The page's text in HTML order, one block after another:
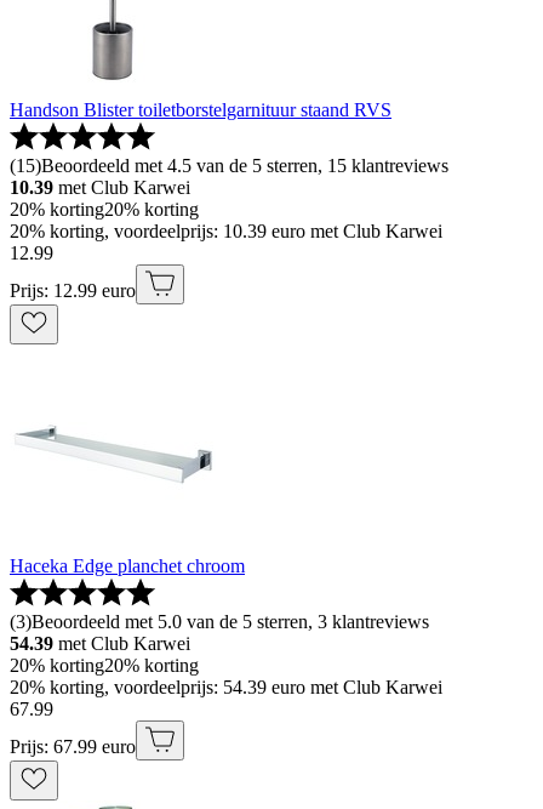
Handson Blister toiletborstelgarnituur staand RVS
(15)Beoordeeld met 4.5 van de 5 sterren, 15 klantreviews
10.39 met Club Karwei
20% korting20% korting
20% korting, voordeelprijs: 10.39 euro met Club Karwei
12.99
Prijs: 12.99 euro
Haceka Edge planchet chroom
(3)Beoordeeld met 5.0 van de 5 sterren, 3 klantreviews
54.39 met Club Karwei
20% korting20% korting
20% korting, voordeelprijs: 54.39 euro met Club Karwei
67.99
Prijs: 67.99 euro